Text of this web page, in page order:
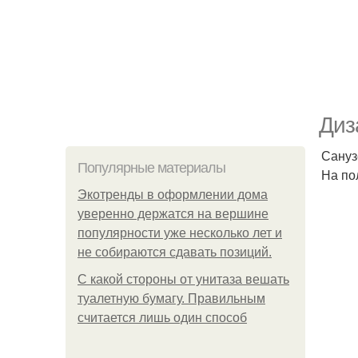
Популярные материалы
Экотренды в оформлении дома
уверенно держатся на вершине
популярности уже несколько лет и
не собираются сдавать позиций.
С какой стороны от унитаза вешать
туалетную бумагу. Правильным
считается лишь один способ
На